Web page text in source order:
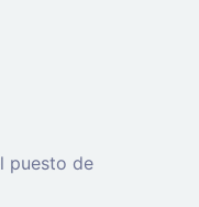
puesto de